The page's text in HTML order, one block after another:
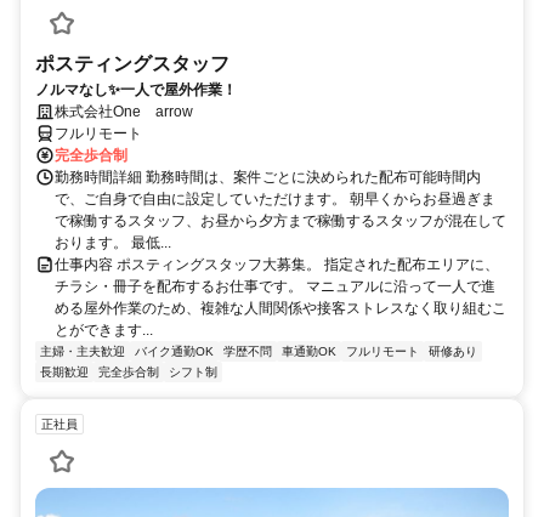
ポスティングスタッフ
ノルマなし✨一人で屋外作業！
株式会社One arrow
フルリモート
完全歩合制
勤務時間詳細 勤務時間は、案件ごとに決められた配布可能時間内
で、ご自身で自由に設定していただけます。 朝早くからお昼過ぎま
で稼働するスタッフ、お昼から夕方まで稼働するスタッフが混在して
おります。 最低...
仕事内容 ポスティングスタッフ大募集。 指定された配布エリアに、
チラシ・冊子を配布するお仕事です。 マニュアルに沿って一人で進
める屋外作業のため、複雑な人間関係や接客ストレスなく取り組むこ
とができます...
主婦・主夫歓迎 バイク通勤OK 学歴不問 車通勤OK フルリモート
研修あり
長期歓迎
完全歩合制 シフト制
正社員